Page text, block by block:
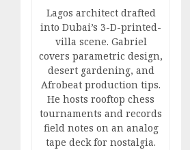
Lagos architect drafted
into Dubai’s 3-D-printed-
villa scene. Gabriel
covers parametric design,
desert gardening, and
Afrobeat production tips.
He hosts rooftop chess
tournaments and records
field notes on an analog
tape deck for nostalgia.